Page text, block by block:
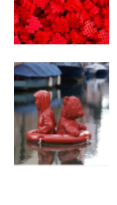
* Champ obligatoire